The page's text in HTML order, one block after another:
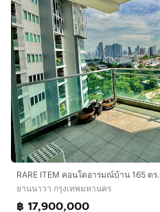
ยานนาวา กรุงเทพมหานคร
฿ 17,900,000